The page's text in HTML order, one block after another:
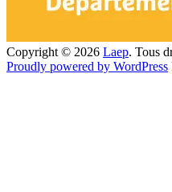
Copyright © 2026 Laep. Tous
Proudly powered by WordPress